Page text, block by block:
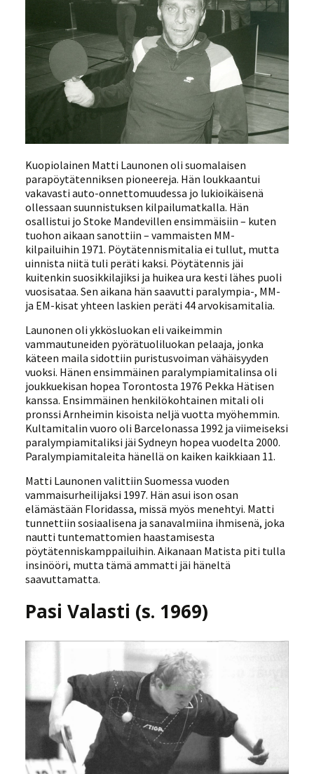
Kuopiolainen Matti Launonen oli suomalaisen
parapöytätenniksen pioneereja. Hän loukkaantui
vakavasti auto-onnettomuudessa jo lukioikäisenä
ollessaan suunnistuksen kilpailumatkalla. Hän
osallistui jo Stoke Mandevillen ensimmäisiin – kuten
tuohon aikaan sanottiin – vammaisten MM-
kilpailuihin 1971. Pöytätennismitalia ei tullut, mutta
uinnista niitä tuli peräti kaksi. Pöytätennis jäi
kuitenkin suosikkilajiksi ja huikea ura kesti lähes puoli
vuosisataa. Sen aikana hän saavutti paralympia-, MM-
ja EM-kisat yhteen laskien peräti 44 arvokisamitalia.
Launonen oli ykkösluokan eli vaikeimmin
vammautuneiden pyörätuoliluokan pelaaja, jonka
käteen maila sidottiin puristusvoiman vähäisyyden
vuoksi. Hänen ensimmäinen paralympiamitalinsa oli
joukkuekisan hopea Torontosta 1976 Pekka Hätisen
kanssa. Ensimmäinen henkilökohtainen mitali oli
pronssi Arnheimin kisoista neljä vuotta myöhemmin.
Kultamitalin vuoro oli Barcelonassa 1992 ja viimeiseksi
paralympiamitaliksi jäi Sydneyn hopea vuodelta 2000.
Paralympiamitaleita hänellä on kaiken kaikkiaan 11.
Matti Launonen valittiin Suomessa vuoden
vammaisurheilijaksi 1997. Hän asui ison osan
elämästään Floridassa, missä myös menehtyi. Matti
tunnettiin sosiaalisena ja sanavalmiina ihmisenä, joka
nautti tuntemattomien haastamisesta
pöytätenniskamppailuihin. Aikanaan Matista piti tulla
insinööri, mutta tämä ammatti jäi häneltä
saavuttamatta.
Pasi Valasti (s. 1969)